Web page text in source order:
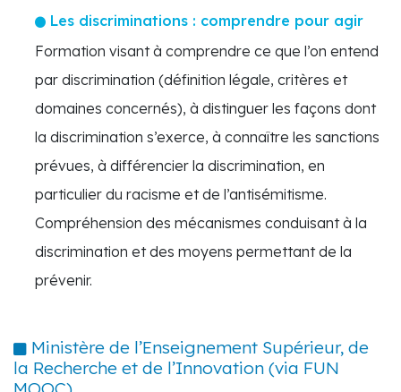
Les discriminations : comprendre pour agir
Formation visant à comprendre ce que l’on entend
par discrimination (définition légale, critères et
domaines concernés), à distinguer les façons dont
la discrimination s’exerce, à connaître les sanctions
prévues, à différencier la discrimination, en
particulier du racisme et de l’antisémitisme.
Compréhension des mécanismes conduisant à la
discrimination et des moyens permettant de la
prévenir.
Ministère de l’Enseignement Supérieur, de
la Recherche et de l’Innovation (via FUN